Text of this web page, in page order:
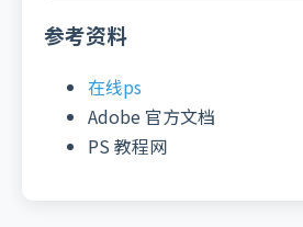
参考资料
在线ps
Adobe 官方文档
PS 教程网